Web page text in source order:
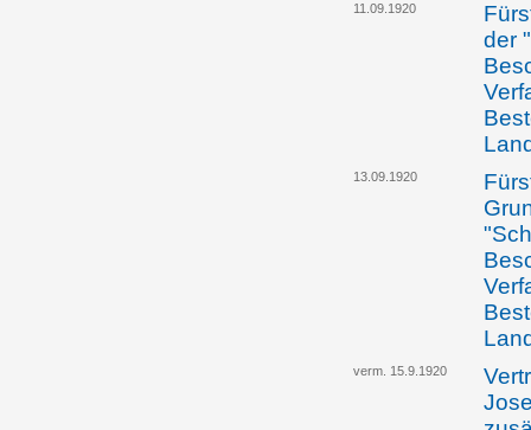
11.09.1920
der
13.09.1920
verm. 15.9.1920